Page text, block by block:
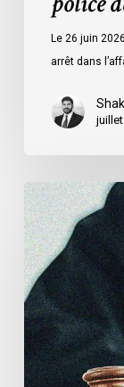
Le 26 juin
arrêt dans
L’ACLC
témoigne
devant
le
Sénat
au
sujet
du
projet